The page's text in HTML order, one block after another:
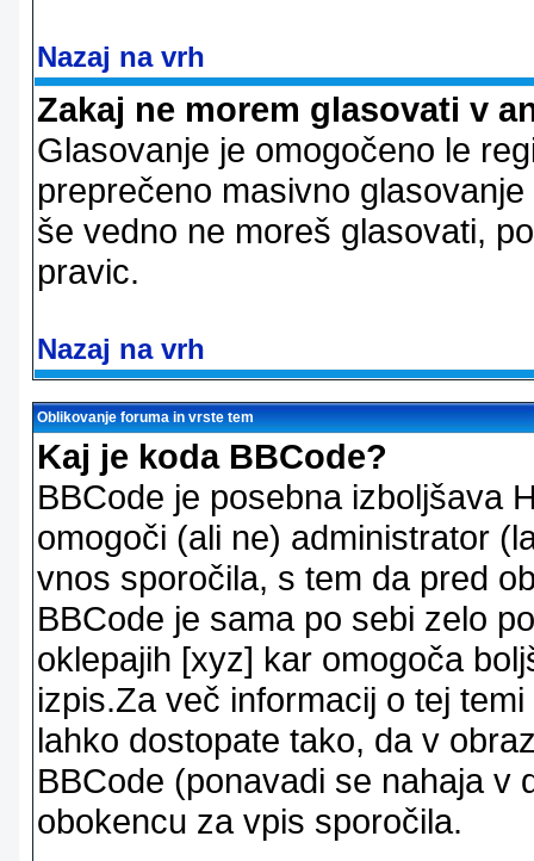
Nazaj na vrh
Zakaj ne morem glasovati v
Glasovanje je omogočeno le
preprečeno masivno
še vedno ne moreš glasovati,
pravic.
Nazaj na vrh
Oblikovanje foruma in vrste tem
Kaj je koda BBCode?
BBCode je posebna izboljšava
omogoči (ali ne) administrator
vnos sporočila, s tem da pred
BBCode je sama po sebi zelo
oklepajih [xyz] kar omogoča
izpis.Za več informacij o tej
lahko dostopate tako, da v
BBCode (ponavadi se nahaja v
obokencu za vpis sporočila.